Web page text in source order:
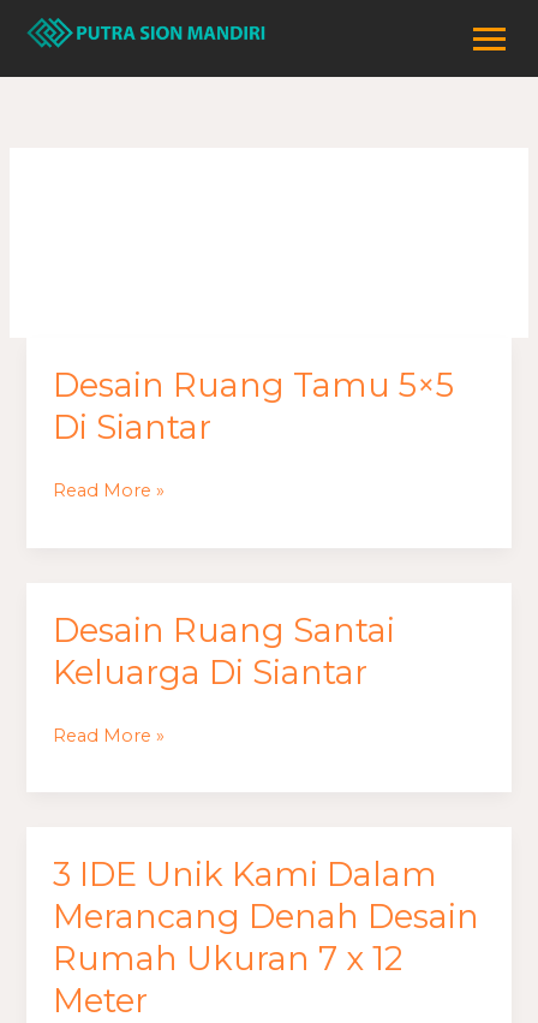
Lewati
konten
Desain Ruang Tamu 5×5
Di Siantar
Desain
Ruang
Tamu
Read More »
Desain Ruang Santai
Keluarga Di Siantar
Desain
Ruang
Santai
Read More »
3 IDE Unik Kami Dalam
Merancang Denah Desain
Rumah Ukuran 7 x 12
Meter
3
IDE
Unik
Kami
Dalam